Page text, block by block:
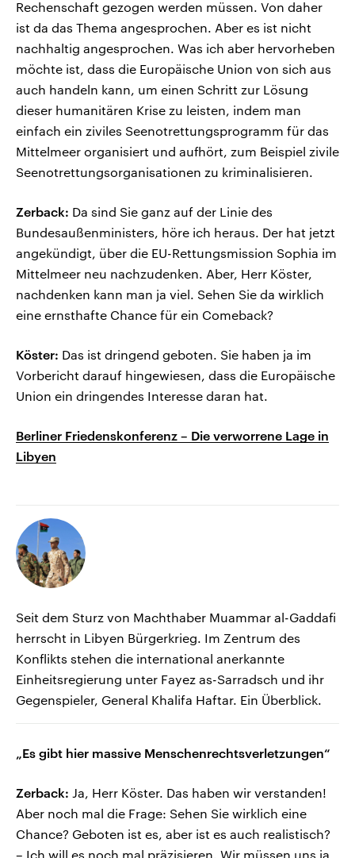
Rechenschaft gezogen werden müssen. Von daher
ist da das Thema angesprochen. Aber es ist nicht
nachhaltig angesprochen. Was ich aber hervorheben
möchte ist, dass die Europäische Union von sich aus
auch handeln kann, um einen Schritt zur Lösung
dieser humanitären Krise zu leisten, indem man
einfach ein ziviles Seenotrettungsprogramm für das
Mittelmeer organisiert und aufhört, zum Beispiel zivile
Seenotrettungsorganisationen zu kriminalisieren.
Zerback: Da sind Sie ganz auf der Linie des
Bundesaußenministers, höre ich heraus. Der hat jetzt
angekündigt, über die EU-Rettungsmission Sophia im
Mittelmeer neu nachzudenken. Aber, Herr Köster,
nachdenken kann man ja viel. Sehen Sie da wirklich
eine ernsthafte Chance für ein Comeback?
Köster: Das ist dringend geboten. Sie haben ja im
Vorbericht darauf hingewiesen, dass die Europäische
Union ein dringendes Interesse daran hat.
Berliner Friedenskonferenz – Die verworrene Lage in
Libyen
Seit dem Sturz von Machthaber Muammar al-Gaddafi
herrscht in Libyen Bürgerkrieg. Im Zentrum des
Konflikts stehen die international anerkannte
Einheitsregierung unter Fayez as-Sarradsch und ihr
Gegenspieler, General Khalifa Haftar. Ein Überblick.
„Es gibt hier massive Menschenrechtsverletzungen“
Zerback: Ja, Herr Köster. Das haben wir verstanden!
Aber noch mal die Frage: Sehen Sie wirklich eine
Chance? Geboten ist es, aber ist es auch realistisch?
– Ich will es noch mal präzisieren. Wir müssen uns ja